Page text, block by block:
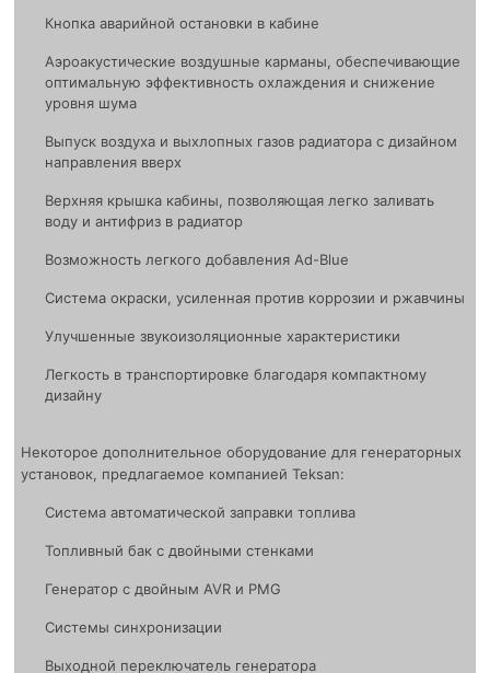
Кнопка аварийной остановки в кабине
Аэроакустические воздушные карманы, обеспечивающие
оптимальную эффективность охлаждения и снижение
уровня шума
Выпуск воздуха и выхлопных газов радиатора с дизайном
направления вверх
Верхняя крышка кабины, позволяющая легко заливать
воду и антифриз в радиатор
Возможность легкого добавления Ad-Blue
Система окраски, усиленная против коррозии и ржавчины
Улучшенные звукоизоляционные характеристики
Легкость в транспортировке благодаря компактному
дизайну
Некоторое дополнительное оборудование для генераторных
установок, предлагаемое компанией Teksan:
Система автоматической заправки топлива
Топливный бак с двойными стенками
Генератор с двойным AVR и PMG
Системы синхронизации
Выходной переключатель генератора